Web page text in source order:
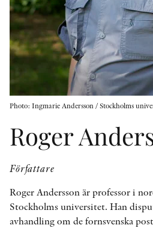
Photo: Ingmarie Andersson / Stockholms
Roger
Författare
Roger Andersson är professor i
Stockholms universitet. Han
avhandling om de fornsvenska